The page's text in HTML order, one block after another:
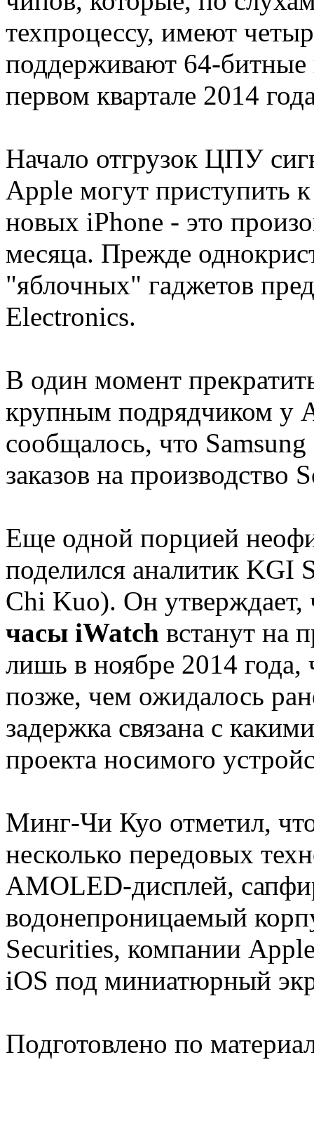
техпроцессу, имеют
поддерживают 64-битные
первом квартале 2014
Начало отгрузок ЦПУ
Apple могут приступить
новых iPhone - это
месяца. Прежде
"яблочных" гаджетов
Electronics.
В один момент
крупным подрядчиком у
сообщалось, что
заказов на производство
Еще одной порцией
поделился аналитик
Chi Kuo). Он утверждает,
часы iWatch встанут на
лишь в ноябре 2014 года,
позже, чем ожидалось
задержка связана с
проекта носимого
Минг-Чи Куо отметил,
несколько передовых
AMOLED-дисплей,
водонепроницаемый
Securities, компании
iOS под миниатюрный
Подготовлено по